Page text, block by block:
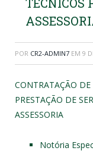
POR CR2-ADMIN7 EM 9
CONTRATAÇÃO DE
PRESTAÇÃO DE
ASSESSORIA
Notória